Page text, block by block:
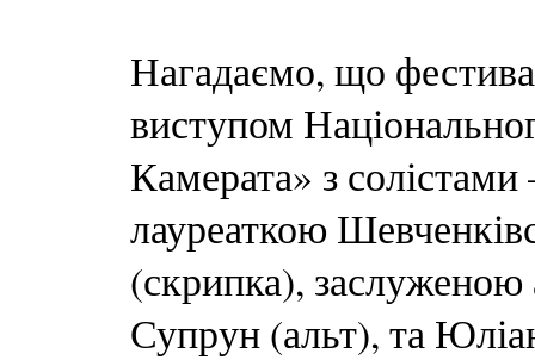
Нагадаємо, що
виступом
Камерата» з
лауреаткою
(скрипка),
Супрун (альт), та